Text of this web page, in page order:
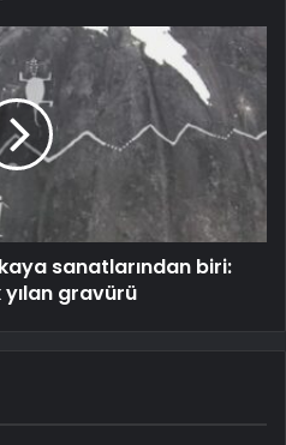
sanatlarından biri:
yılan gravürü